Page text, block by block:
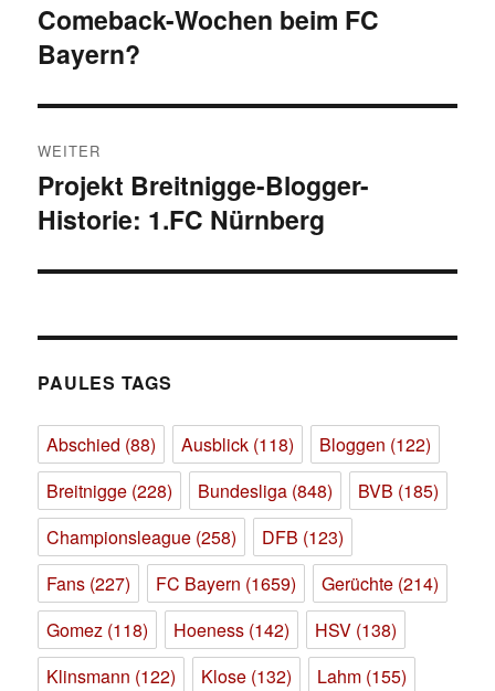
Vorheriger
Beitrag:
Comeback-Wochen beim FC
Bayern?
WEITER
Nächster
Beitrag:
Projekt Breitnigge-Blogger-
Historie: 1.FC Nürnberg
PAULES TAGS
Abschied (88) Ausblick (118) Bloggen (122)
Breitnigge (228) Bundesliga (848) BVB (185)
Championsleague (258) DFB (123)
Fans (227) FC Bayern (1659) Gerüchte (214)
Gomez (118) Hoeness (142) HSV (138)
Klinsmann (122) Klose (132) Lahm (155)